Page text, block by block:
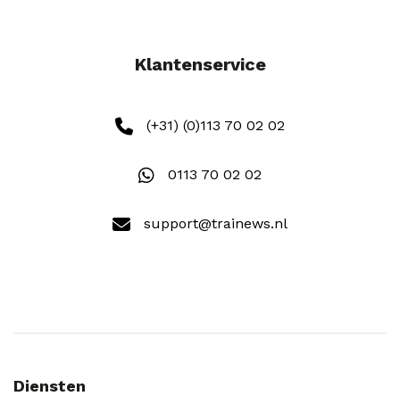
Klantenservice
(+31) (0)113 70 02 02
0113 70 02 02
support@trainews.nl
Diensten